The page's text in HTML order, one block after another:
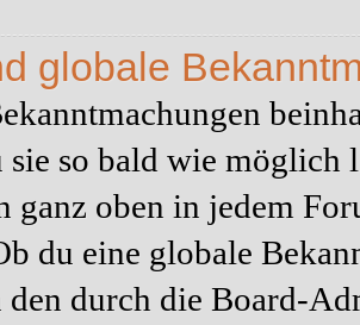
globale
sie so bald wie möglich
ganz oben in jedem
du eine globale
den durch die Board-